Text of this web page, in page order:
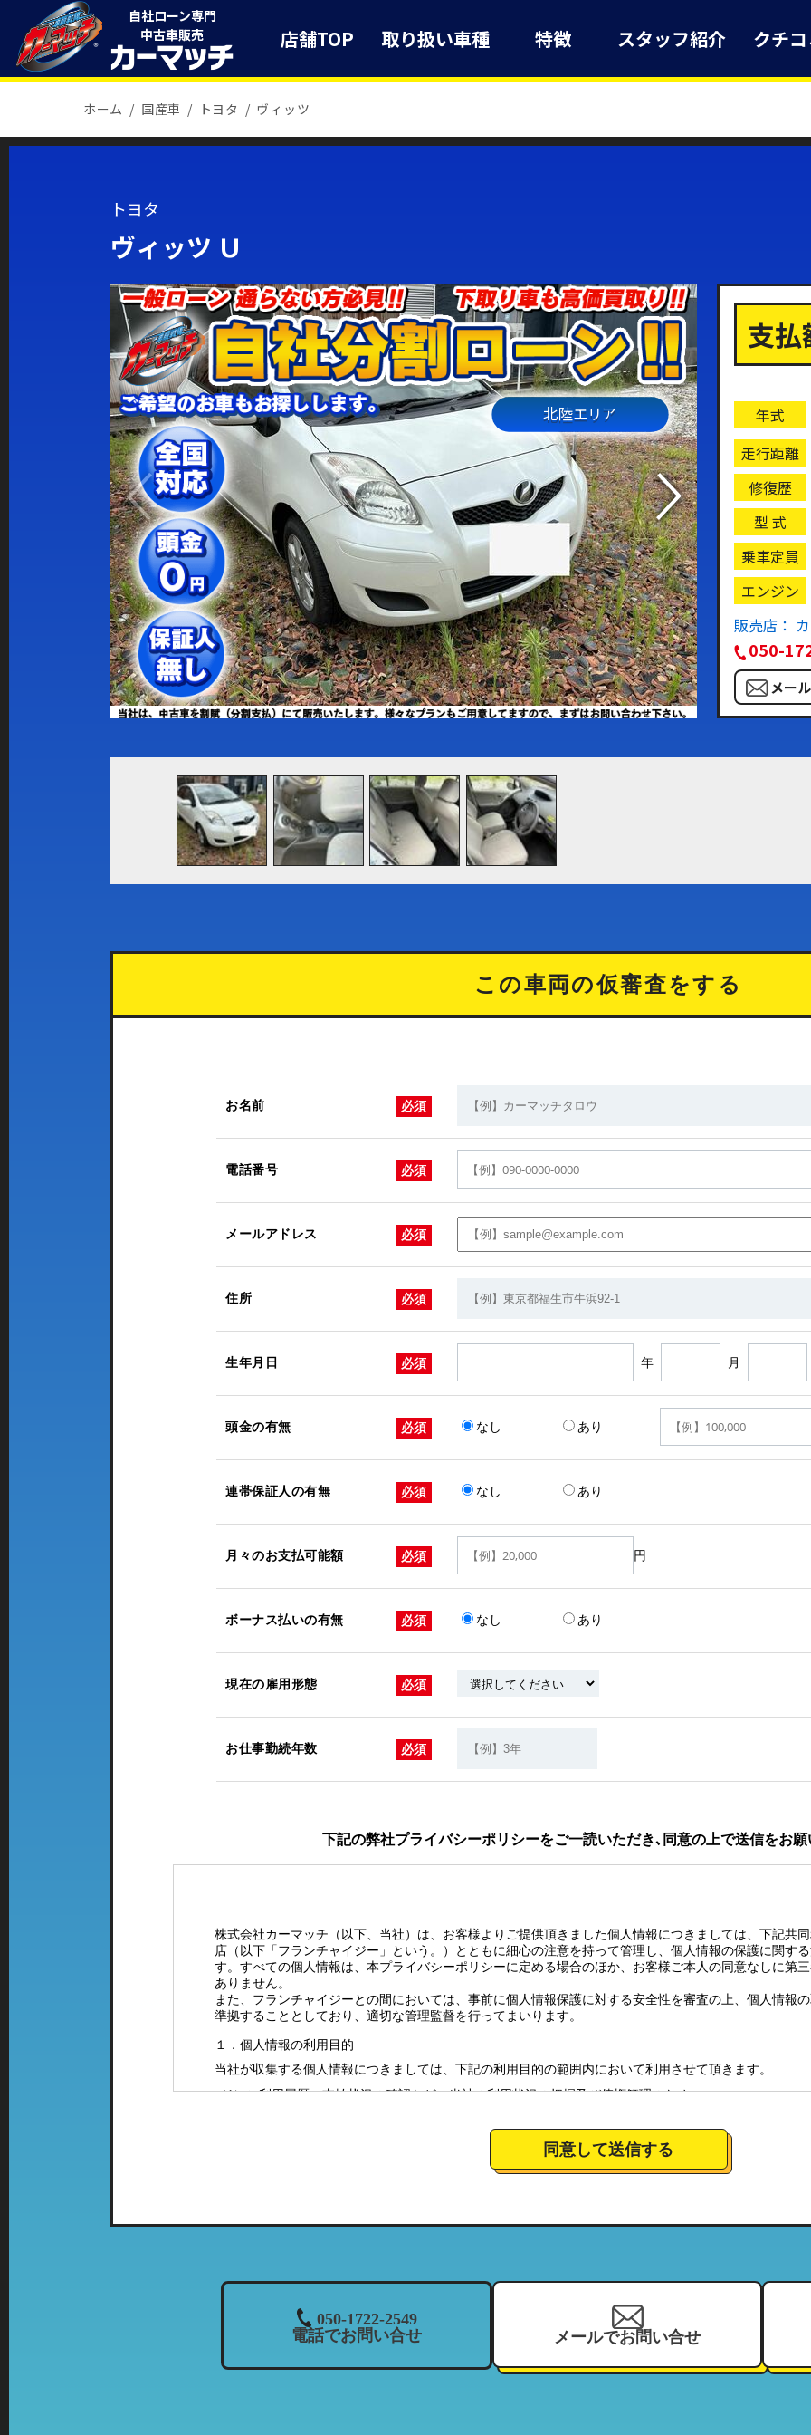
自社ローン専門
中古車販売
店舗TOP 取り扱い車種 特徴 スタッフ紹介 クチ
ホーム 国産車 トヨタ ヴィッツ
トヨタ
ヴィッツ Ｕ
北陸エリア
支
年式
走行距離
修復歴
型 式
乗車定員
エンジン
販売店：
050-
メー
この車両の仮審査をする
お名前 必須
電話番号 必須
メールアドレス 必須
住所 必須
生年月日 必須 年 月
頭金の有無 必須 なし あり
連帯保証人の有無 必須 なし あり
月々のお支払可能額 必須 円
ボーナス払いの有無 必須 なし あり
現在の雇用形態 必須
お仕事勤続年数 必須
下記の弊社プライバシーポリシーをご一読いただき､同意の上で送信をお
株式会社カーマッチ（以下、当社）は、お客様よりご提供頂きました個人情報につきましては、下記共
店（以下「フランチャイジー」という。）とともに細心の注意を持って管理し、個人情報の保護に関す
す。すべての個人情報は、本プライバシーポリシーに定める場合のほか、お客様ご本人の同意なしに第
ありません。
また、フランチャイジーとの間においては、事前に個人情報保護に対する安全性を審査の上、個人情報
準拠することとしており、適切な管理監督を行ってまいります。
１．個人情報の利用目的
当社が収集する個人情報につきましては、下記の利用目的の範囲内において利用させて頂きます。
（1）ご利用履歴・支払状況の確認など、当社の利用状況の把握及び債権管理のため
（3）お客様に有益と思われる当社のサービスの商品情報、イベント情報、新店情報等の郵送、配送（
（4）お問い合わせやご意見・ご要望に対応し、それらを会社運営全体に反映させるため
列店のご案内をお送りさせて頂くことがございますので、ご了承下さい）
３．個人情報の共同利用について
当社では、お客様から頂いた情報を、当社の関連企業及びフランチャイジーとの間において、共同利用
・共同利用される個人情報：氏名、住所、電話番号、来店履歴（購入履歴若しくはリース履歴）、支払
同意して送信する
050-1722-2549
電話でお問い合せ
メールでお問い合せ